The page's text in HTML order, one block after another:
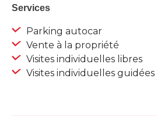
Services
Parking autocar
Vente à la propriété
Visites individuelles libres
Visites individuelles guidées